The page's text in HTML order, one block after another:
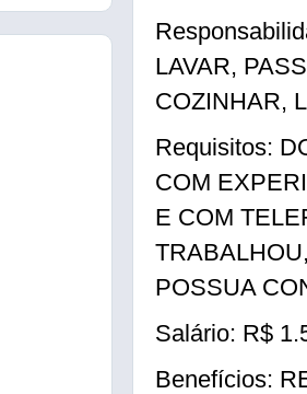
LAVAR,
COZINHAR,
Requisitos:
COM
E COM
POSSUA
Salário: R$
Benefícios: